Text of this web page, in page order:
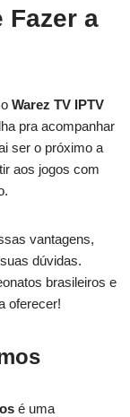
Fazer a
Warez TV IPTV
pra acompanhar
ser o próximo a
aos jogos com
vantagens,
dúvidas.
brasileiros e
oferecer!
é uma